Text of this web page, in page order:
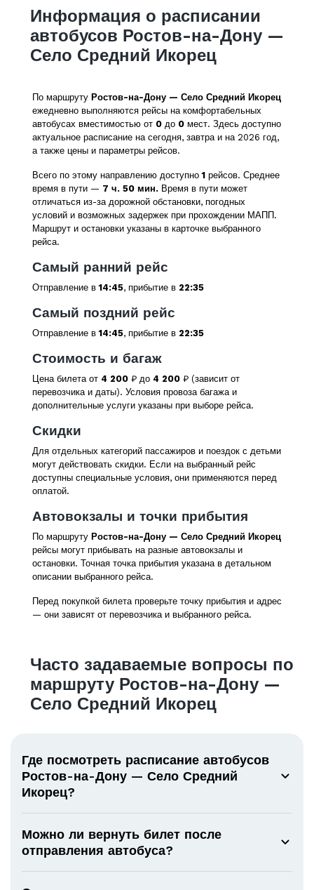
Информация о расписании
автобусов Ростов-на-Дону —
Село Средний Икорец
По маршруту Ростов-на-Дону — Село Средний Икорец
ежедневно выполняются рейсы на комфортабельных
автобусах вместимостью от 0 до 0 мест. Здесь доступно
актуальное расписание на сегодня, завтра и на 2026 год,
а также цены и параметры рейсов.
Всего по этому направлению доступно1 рейсов. Среднее
время в пути — 7 ч. 50 мин. Время в пути может
отличаться из-за дорожной обстановки, погодных
условий и возможных задержек при прохождении МАПП.
Маршрут и остановки указаны в карточке выбранного
рейса.
Самый ранний рейс
Отправление в14:45, прибытие в 22:35
Самый поздний рейс
Отправление в14:45, прибытие в 22:35
Стоимость и багаж
Цена билета от 4 200 ₽ до 4 200 ₽ (зависит от
перевозчика и даты). Условия провоза багажа и
дополнительные услуги указаны при выборе рейса.
Скидки
Для отдельных категорий пассажиров и поездок с детьми
могут действовать скидки. Если на выбранный рейс
доступны специальные условия, они применяются перед
оплатой.
Автовокзалы и точки прибытия
По маршруту Ростов-на-Дону — Село Средний Икорец
рейсы могут прибывать на разные автовокзалы и
остановки. Точная точка прибытия указана в детальном
описании выбранного рейса.
Перед покупкой билета проверьте точку прибытия и адрес
— они зависят от перевозчика и выбранного рейса.
Часто задаваемые вопросы по
маршруту Ростов-на-Дону —
Село Средний Икорец
Где посмотреть расписание автобусов
Ростов-на-Дону — Село Средний
Икорец?
Можно ли вернуть билет после
отправления автобуса?